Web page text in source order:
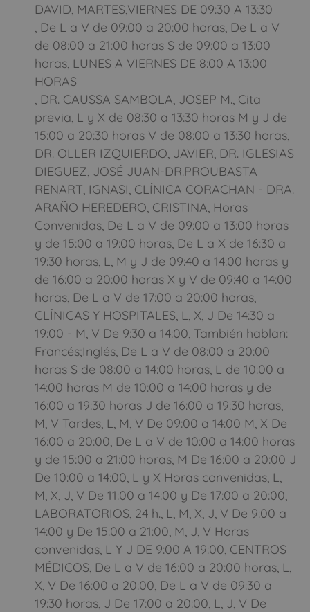
DAVID, MARTES,VIERNES DE 09:30 A 13:30
, De L a V de 09:00 a 20:00 horas, De L a V
de 08:00 a 21:00 horas S de 09:00 a 13:00
horas, LUNES A VIERNES DE 8:00 A 13:00
HORAS
, DR. CAUSSA SAMBOLA, JOSEP M., Cita
previa, L y X de 08:30 a 13:30 horas M y J de
15:00 a 20:30 horas V de 08:00 a 13:30 horas,
DR. OLLER IZQUIERDO, JAVIER, DR. IGLESIAS
DIEGUEZ, JOSÉ JUAN-DR.PROUBASTA
RENART, IGNASI, CLÍNICA CORACHAN - DRA.
ARAÑO HEREDERO, CRISTINA, Horas
Convenidas, De L a V de 09:00 a 13:00 horas
y de 15:00 a 19:00 horas, De L a X de 16:30 a
19:30 horas, L, M y J de 09:40 a 14:00 horas y
de 16:00 a 20:00 horas X y V de 09:40 a 14:00
horas, De L a V de 17:00 a 20:00 horas,
CLÍNICAS Y HOSPITALES, L, X, J De 14:30 a
19:00 - M, V De 9:30 a 14:00, También hablan:
Francés;Inglés, De L a V de 08:00 a 20:00
horas S de 08:00 a 14:00 horas, L de 10:00 a
14:00 horas M de 10:00 a 14:00 horas y de
16:00 a 19:30 horas J de 16:00 a 19:30 horas,
M, V Tardes, L, M, V De 09:00 a 14:00 M, X De
16:00 a 20:00, De L a V de 10:00 a 14:00 horas
y de 15:00 a 21:00 horas, M De 16:00 a 20:00 J
De 10:00 a 14:00, L y X Horas convenidas, L,
M, X, J, V De 11:00 a 14:00 y De 17:00 a 20:00,
LABORATORIOS, 24 h., L, M, X, J, V De 9:00 a
14:00 y De 15:00 a 21:00, M, J, V Horas
convenidas, L Y J DE 9:00 A 19:00, CENTROS
MÉDICOS, De L a V de 16:00 a 20:00 horas, L,
X, V De 16:00 a 20:00, De L a V de 09:30 a
19:30 horas, J De 17:00 a 20:00, L, J, V De
Pon tus datos y
descubre cuánto dinero
ahorrarías
Móvil (Enviamos resultados vía WhatsApp)
Acepto la nota legal y RGPD
Solo usamos estos datos para calcular el precio del seguro,
nunca te enviaremos SPAM
CALCULATU AHORRO
Todos los campos son obligatorios
Cerrar